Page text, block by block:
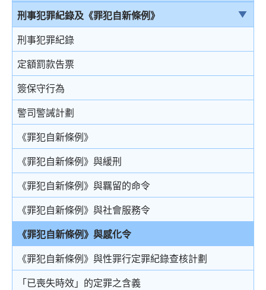
認罪對判刑的影響
不認罪
審訊
結案陳詞及裁決
由陪審團審訊
上訴
判刑原則
判刑
緘默權
拒絕與警方合作的後果
拘捕
被捕後的權利
扣留被捕人士
錄取供詞
在警署及法庭分隔少年人
被捕人士保釋
投訴警察
當值律師計劃
免費法律諮詢計劃
免費法律諮詢計劃——不提供服務的案件類別
電話法律諮詢計劃
兒童證人
無助證人 / 易受傷害的證人
錄影紀錄證據
以電視直播聯繫提供證據
書面供詞
引言
監禁
緩刑
社會服務令
感化令
勞教中心
教導所
更生中心
感化院
羈留院
醫院令
戒毒所令
刑事犯罪紀錄及《罪犯自新條例》
刑事犯罪紀錄
定額罰款告票
簽保守行為
警司警誡計劃
《罪犯自新條例》
《罪犯自新條例》與緩刑
《罪犯自新條例》與羈留的命令
《罪犯自新條例》與社會服務令
《罪犯自新條例》與感化令
《罪犯自新條例》與性罪行定罪紀錄查核計劃
「已喪失時效」的定罪之含義